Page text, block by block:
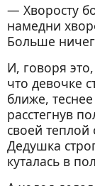
— Хворосту
намедни
Больше
И, говоря
что девочке
ближе,
расстегнув
своей
Дедушка
куталась в